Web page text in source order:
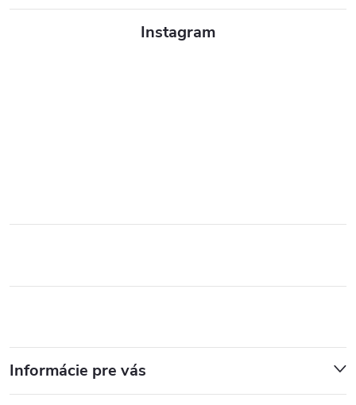
Instagram
Informácie pre vás